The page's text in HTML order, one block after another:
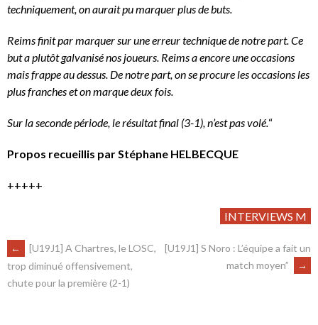
techniquement, on aurait pu marquer plus de buts.
Reims finit par marquer sur une erreur technique de notre part. Ce
but a plutôt galvanisé nos joueurs. Reims a encore une occasions
mais frappe au dessus. De notre part, on se procure les occasions les
plus franches et on marque deux fois.
Sur la seconde période, le résultat final (3-1), n’est pas volé.“
Propos recueillis par Stéphane HELBECQUE
+++++
INTERVIEWS M
←
[U19J1] A Chartres, le LOSC,
trop diminué offensivement,
chute pour la première (2-1)
[U19J1] S Noro : L’équipe a fait un
match moyen”
→